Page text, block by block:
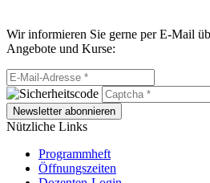
Wir informieren Sie gerne per E-Mail
Angebote und Kurse:
Newsletter abonnieren
Nützliche Links
Programmheft
Öffnungszeiten